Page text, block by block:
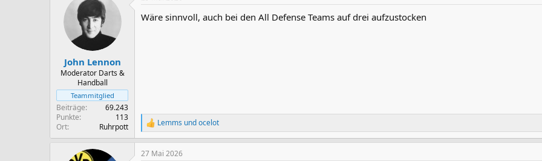
John Lennon
Moderator Darts &
Handball
Teammitglied
Beiträge
69.243
Punkte
113
Ort
Ruhrpott
Wäre sinnvoll, auch bei den All Defense Teams auf drei aufzustocken
R
e
a
k
Lemms undocelot
27 Mai 2026